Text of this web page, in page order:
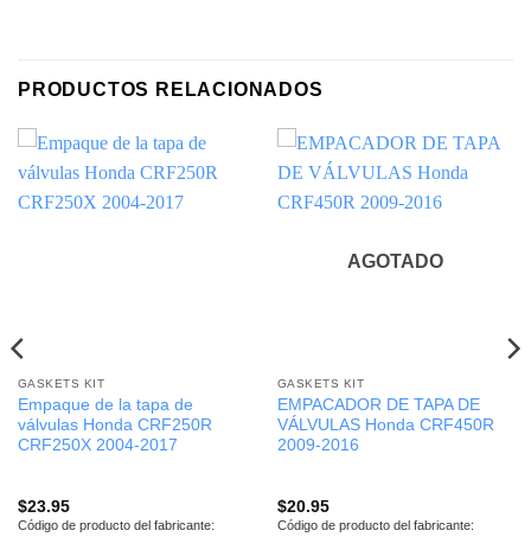
PRODUCTOS RELACIONADOS
GASKETS KIT
Empaque de la tapa de
válvulas Honda CRF250R
CRF250X 2004-2017
$23.95
Código de producto del fabricante:
AGOTADO
GASKETS KIT
EMPACADOR DE TAPA DE
VÁLVULAS Honda CRF450R
2009-2016
$20.95
Código de producto del fabricante: